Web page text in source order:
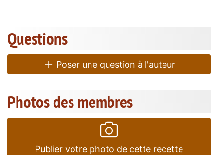
Questions
Poser une question à l'auteur
Photos des membres
Publier votre photo de cette recette